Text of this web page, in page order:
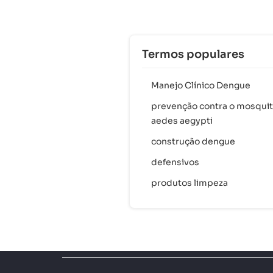
Termos populares
Manejo Clínico Dengue
prevenção contra o
aedes aegypti
construção dengue
defensivos
produtos limpeza